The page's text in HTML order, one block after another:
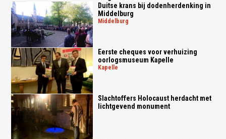
Duitse krans bij dodenherdenking in
Middelburg
middelburg
Eerste cheques voor verhuizing
oorlogsmuseum Kapelle
kapelle
Slachtoffers Holocaust herdacht met
lichtgevend monument